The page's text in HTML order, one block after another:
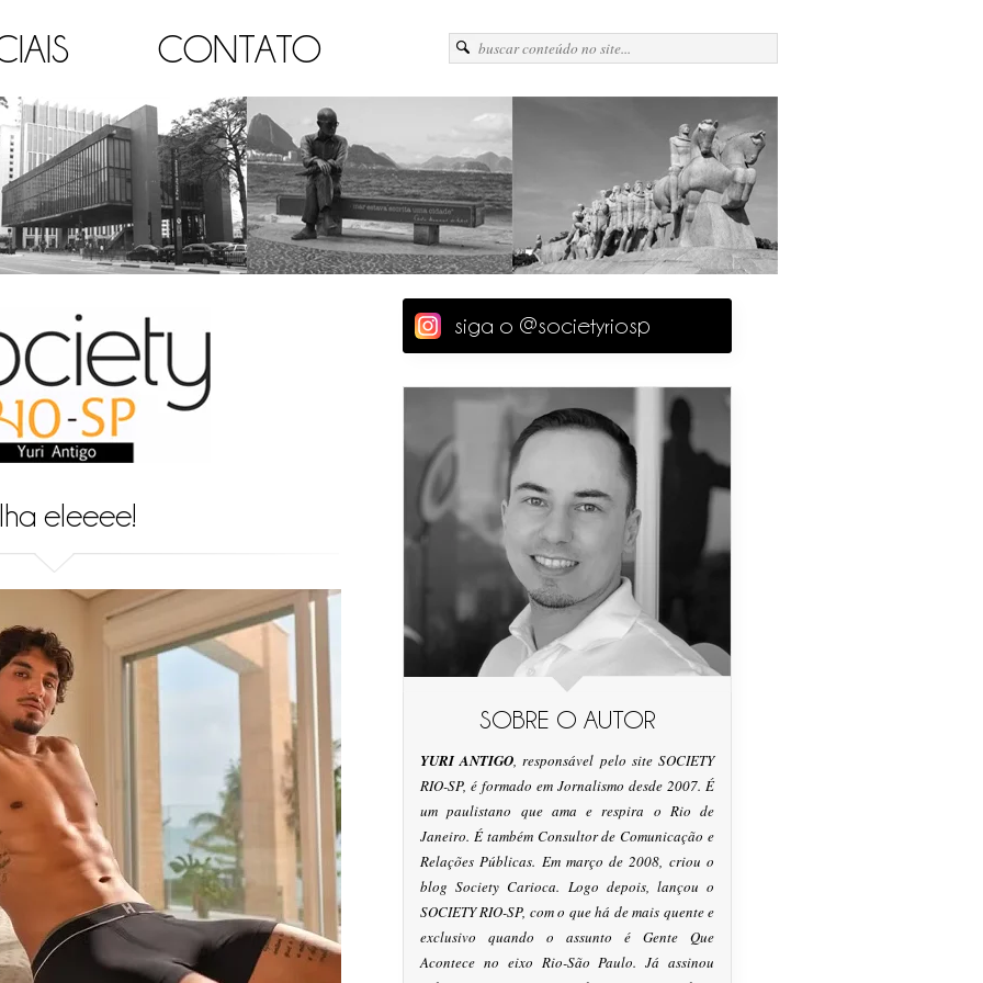
CONTATO
eleeee!
siga o @societyriosp
SOBRE O AUTOR
YURI ANTIGO, responsável pelo site SOCIETY
RIO-SP, é formado em Jornalismo desde 2007. É
um paulistano que ama e respira o Rio de
Janeiro. É também Consultor de Comunicação e
Relações Públicas. Em março de 2008, criou o
blog Society Carioca. Logo depois, lançou o
SOCIETY RIO-SP, com o que há de mais quente e
exclusivo quando o assunto é Gente Que
Acontece no eixo Rio-São Paulo. Já assinou